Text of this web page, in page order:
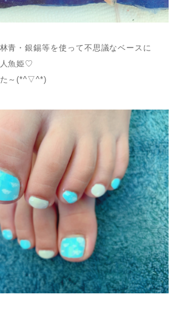
青・銀錫等を使って不思議なベースに
魚姫♡
た～(*^▽^*)